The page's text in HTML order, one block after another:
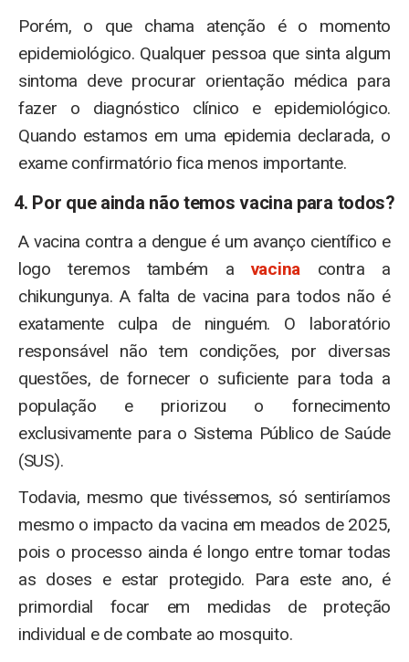
Porém, o que chama atenção é o momento
epidemiológico. Qualquer pessoa que sinta algum
sintoma deve procurar orientação médica para
fazer o diagnóstico clínico e epidemiológico.
Quando estamos em uma epidemia declarada, o
exame confirmatório fica menos importante.
4. Por que ainda não temos vacina para todos?
A vacina contra a dengue é um avanço científico e
logo teremos também a vacina contra a
chikungunya. A falta de vacina para todos não é
exatamente culpa de ninguém. O laboratório
responsável não tem condições, por diversas
questões, de fornecer o suficiente para toda a
população e priorizou o fornecimento
exclusivamente para o Sistema Público de Saúde
(SUS).
Todavia, mesmo que tivéssemos, só sentiríamos
mesmo o impacto da vacina em meados de 2025,
pois o processo ainda é longo entre tomar todas
as doses e estar protegido. Para este ano, é
primordial focar em medidas de proteção
individual e de combate ao mosquito.